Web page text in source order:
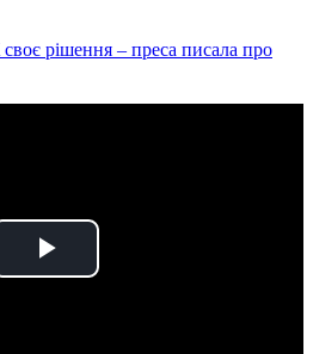
рішення – преса писала про
Play